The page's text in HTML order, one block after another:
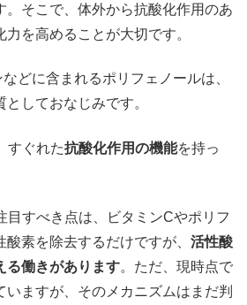
。そこで、体外から抗酸化作用のあ
を高めることが大切です。
どに含まれるポリフェノールは、
しておなじみです。
すぐれた抗酸化作用の機能を持っ
目すべき点は、ビタミンCやポリフ
素を除去するだけですが、 活性酸
る働きがあります。ただ、現時点で
いますが、そのメカニズムはまだ判